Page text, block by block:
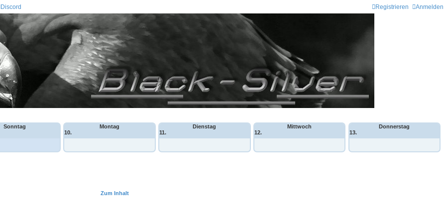
Discord Anmelden
Registrieren
Sonntag
Montag
10.
Dienstag
11.
Mittwoch
12.
Donnerstag
13.
Zum Inhalt